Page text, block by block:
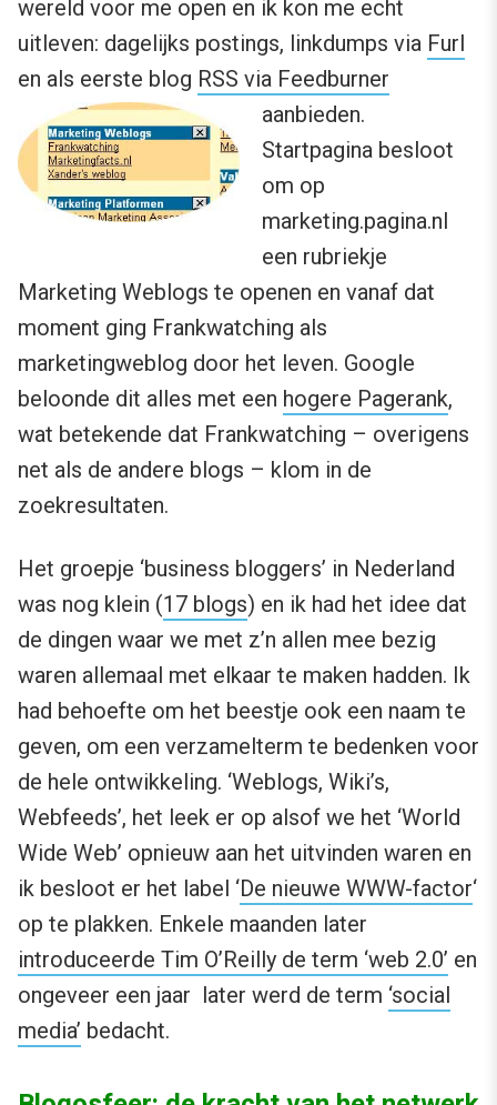
wereld voor me open en ik kon me echt
uitleven: dagelijks postings, linkdumps via Furl
en als eerste blog RSS via Feedburner
aanbieden.
Startpagina besloot
om op
marketing.pagina.nl
een rubriekje
Marketing Weblogs te openen en vanaf dat
moment ging Frankwatching als
marketingweblog door het leven. Google
beloonde dit alles met een hogere Pagerank,
wat betekende dat Frankwatching – overigens
net als de andere blogs – klom in de
zoekresultaten.
Het groepje ‘business bloggers’ in Nederland
was nog klein (17 blogs) en ik had het idee dat
de dingen waar we met z’n allen mee bezig
waren allemaal met elkaar te maken hadden. Ik
had behoefte om het beestje ook een naam te
geven, om een verzamelterm te bedenken voor
de hele ontwikkeling. ‘Weblogs, Wiki’s,
Webfeeds’, het leek er op alsof we het ‘World
Wide Web’ opnieuw aan het uitvinden waren en
ik besloot er het label ‘De nieuwe WWW-factor‘
op te plakken. Enkele maanden later
introduceerde Tim O’Reilly de term ‘web 2.0’ en
ongeveer een jaar later werd de term ‘social
media’ bedacht.